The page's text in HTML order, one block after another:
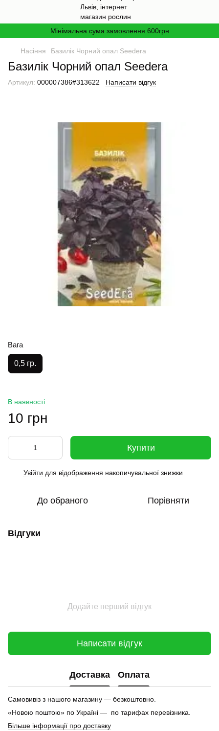
Мінімальна сума замовлення 600грн
Насіння Базилік Чорний опал Seedera
Базилік Чорний опал Seedera
Артикул: 000007386#313622 Написати відгук
Вага
0,5 гр.
В наявності
10 грн
Купити
Увійти для відображення накопичувальної знижки
До обраного Порівняти
Відгуки
Додайте перший відгук
Написати відгук
Доставка Оплата
Самовивіз з нашого магазину — безкоштовно.
«Новою поштою» по Україні — по тарифах перевізника.
Більше інформації про доставку